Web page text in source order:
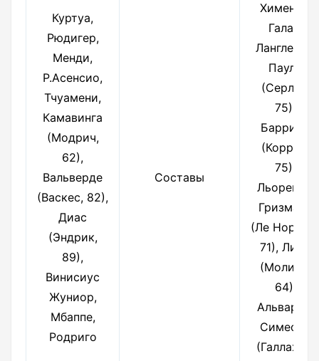
Куртуа,
Рюдигер,
Менди,
Р.Асенсио,
Тчуамени,
Камавинга
(Модрич,
62),
Вальверде
(Васкес, 82),
Диас
(Эндрик,
89),
Винисиус
Жуниор,
Мбаппе,
Родриго
Составы
Хименес,
Галан,
Лангле, Де
Пауль
(Серлот,
75),
Барриос
(Корреа,
75),
Льоренте,
Гризманн
(Ле Норман,
71), Лино
(Молина,
64),
Альварес,
Симеоне
(Галлахер,